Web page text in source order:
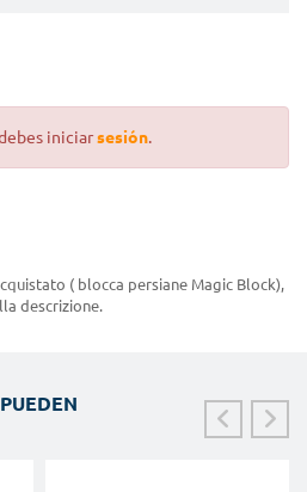
iniciarsesión.
( blocca persiane Magic Block),
descrizione.